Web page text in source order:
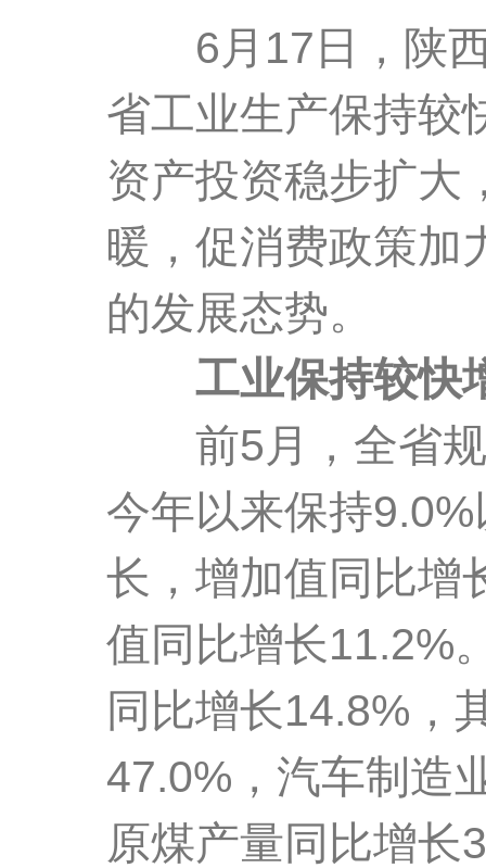
6月17日，陕西
省工业生产保持较
资产投资稳步扩大
暖，促消费政策加
的发展态势。
工业保持较快
前5月，全省规
今年以来保持
长，增加值同比增
值同比增长11.2%
同比增长14.8%，
47.0%，汽车制造
原煤产量同比增长